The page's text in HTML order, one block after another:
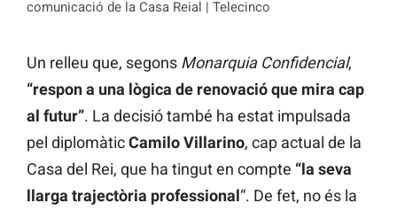
comunicació de la Casa Reial | Telecinco
Un relleu que, segons Monarquia Confidencial,
“respon a una lògica de renovació que mira cap
al futur”. La decisió també ha estat impulsada
pel diplomàticCamilo Villarino, cap actual de la
Casa del Rei, que ha tingut en compte “la seva
llarga trajectòria professional“. De fet, no és la